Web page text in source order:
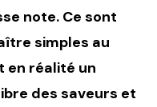
note. Ce sont
simples au
en réalité un
des saveurs et